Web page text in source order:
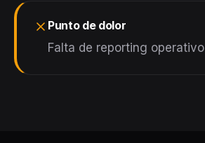
Punto de dolor
Falta de reporting operativo